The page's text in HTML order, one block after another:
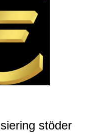
stöder